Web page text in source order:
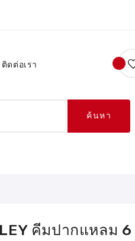
ติดต่อเรา
ค้นหา
คีมปากแหลม